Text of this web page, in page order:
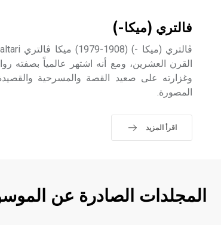
فالتري (ميكا-)
القرن العشرين، ومع أنه اشتهر عالمياً بصفته
وغزارته على صعيد القصة والمسرحية
المصورة.
اقرأ المزيد
المجلدات الصادرة عن